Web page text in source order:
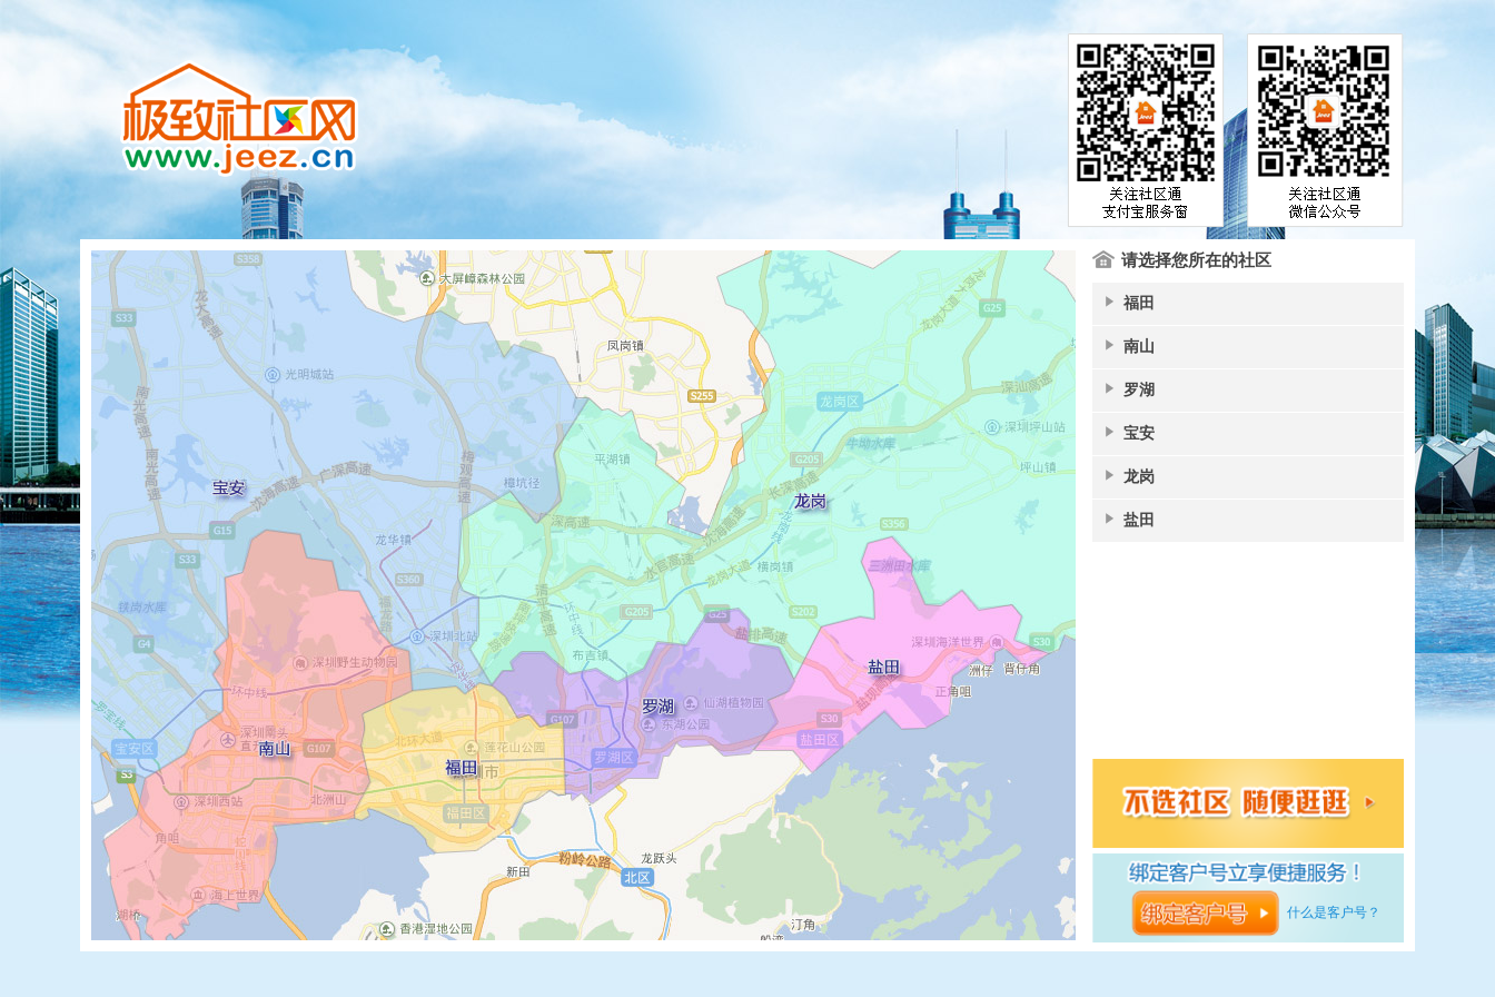
请选择您所在的社区
福田
南山
罗湖
宝安
龙岗
盐田
什么是客户号？